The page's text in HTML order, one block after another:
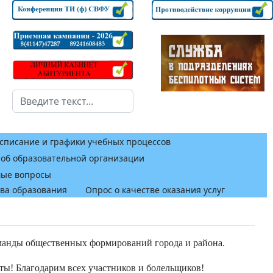
Поиск
и графики учебных процессов
образовательной организации
вопросы
образования
Опрос о качестве оказания услуг
общественных формирований города и района.
Благодарим всех участников и болельщиков!